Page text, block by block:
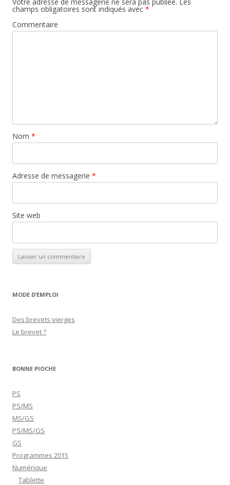
champs obligatoires sont indiqués avec *
Commentaire
Nom *
Adresse de messagerie *
Site web
MODE D’EMPLOI
Des brevets vierges
Le brevet ?
BONNE PIOCHE
PS
PS/MS
MS/GS
PS/MS/GS
GS
Programmes 2015
Numérique
Tablette